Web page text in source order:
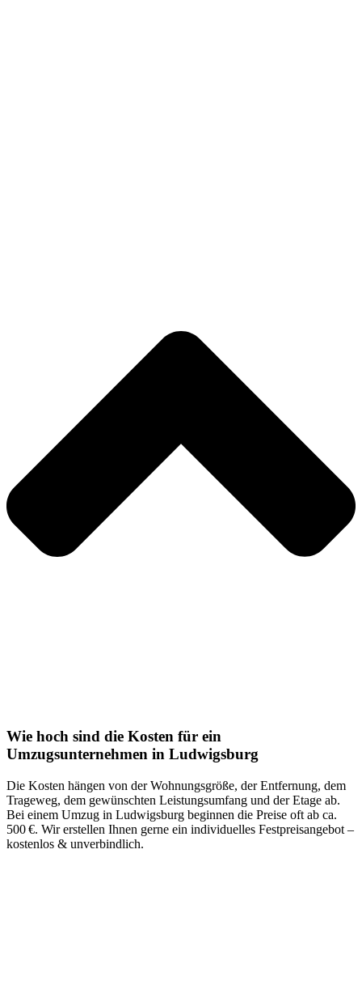
Wie hoch sind die Kosten für ein
Umzugsunternehmen in Ludwigsburg
Die Kosten hängen von der Wohnungsgröße, der Entfernung, dem
Trageweg, dem gewünschten Leistungsumfang und der Etage ab.
Bei einem Umzug in Ludwigsburg beginnen die Preise oft ab ca.
500 €. Wir erstellen Ihnen gerne ein individuelles Festpreisangebot –
kostenlos & unverbindlich.